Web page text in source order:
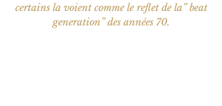
certains la voient comme le reflet de la” beat
generation” des années 70.